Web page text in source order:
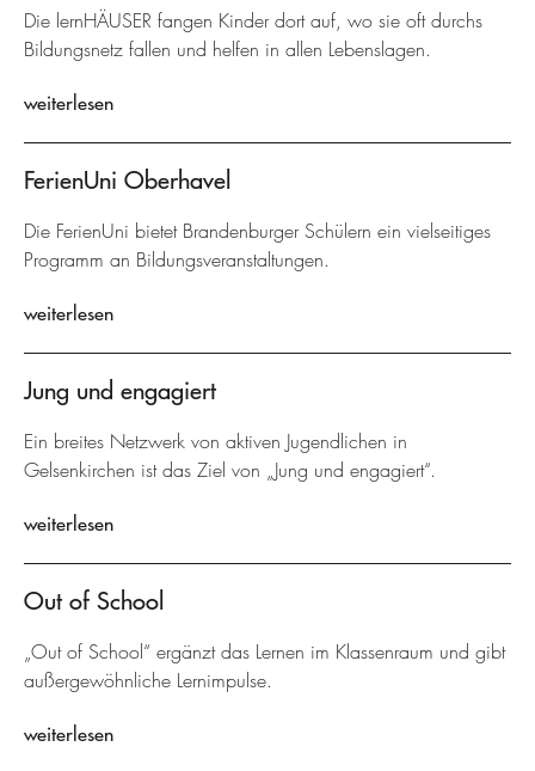
Die lernHÄUSER fangen Kinder dort auf, wo sie oft durchs
Bildungsnetz fallen und helfen in allen Lebenslagen.
weiterlesen
FerienUni Oberhavel
Die FerienUni bietet Brandenburger Schülern ein vielseitiges
Programm an Bildungsveranstaltungen.
weiterlesen
Jung und engagiert
Ein breites Netzwerk von aktiven Jugendlichen in
Gelsenkirchen ist das Ziel von „Jung und engagiert“.
weiterlesen
Out of School
„Out of School“ ergänzt das Lernen im Klassenraum und gibt
außergewöhnliche Lernimpulse.
weiterlesen